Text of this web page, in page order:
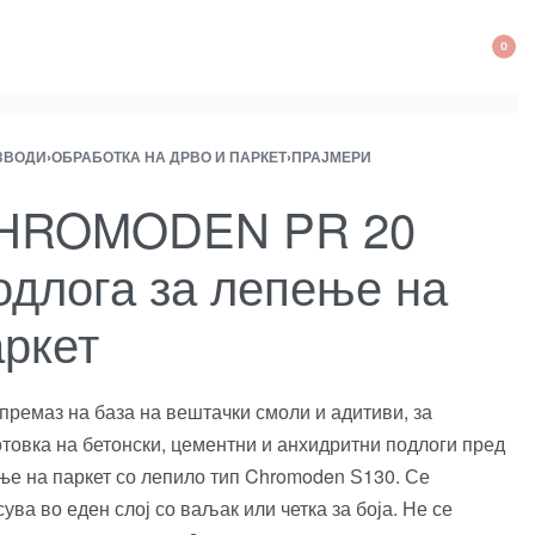
0
›ОБРАБОТКА НА ДРВО И ПАРКЕТ›ПРАЈМЕРИ
PR 20
за лепење на
на база на вештачки смоли и адитиви, за
на бетонски, цементни и анхидритни подлоги пред
на паркет со лепило тип Chromoden Ѕ130. Се
во еден слој со ваљак или четка за боја. Не се